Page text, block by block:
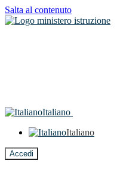
Salta al contenuto
Italiano
Italiano
Accedi